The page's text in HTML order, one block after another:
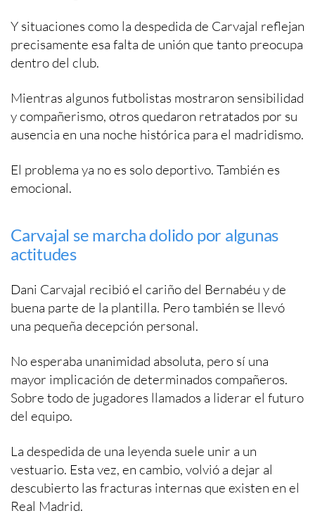
Y situaciones como la despedida de Carvajal reflejan
precisamente esa falta de unión que tanto preocupa
dentro del club.
Mientras algunos futbolistas mostraron sensibilidad
y compañerismo, otros quedaron retratados por su
ausencia en una noche histórica para el madridismo.
El problema ya no es solo deportivo. También es
emocional.
Carvajal se marcha dolido por algunas
actitudes
Dani Carvajal recibió el cariño del Bernabéu y de
buena parte de la plantilla. Pero también se llevó
una pequeña decepción personal.
No esperaba unanimidad absoluta, pero sí una
mayor implicación de determinados compañeros.
Sobre todo de jugadores llamados a liderar el futuro
del equipo.
La despedida de una leyenda suele unir a un
vestuario. Esta vez, en cambio, volvió a dejar al
descubierto las fracturas internas que existen en el
Real Madrid.